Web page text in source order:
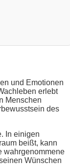
und Emotionen
erlebt
Menschen
des
In einigen
beißt, kann
wahrgenommene
Wünschen